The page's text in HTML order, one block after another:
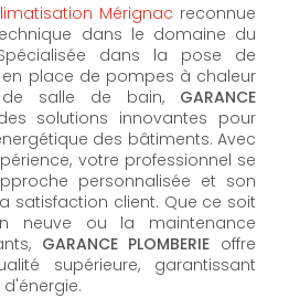
Mérignac reconnue
dans le domaine du
dans la pose de
place de pompes à chaleur
de salle de bain, GARANCE
solutions innovantes pour
des bâtiments. Avec
votre professionnel se
personnalisée et son
satisfaction client. Que ce soit
neuve ou la maintenance
GARANCE PLOMBERIE offre
supérieure, garantissant